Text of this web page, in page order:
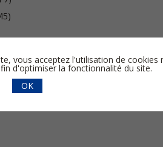
89%)
vous acceptez l'utilisation de
d'optimiser la fonctionnalité du site.
OK